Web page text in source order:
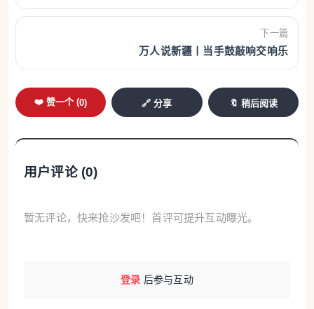
下一篇
万人说新疆丨当手鼓敲响交响乐
❤️ 赞一个 (0) 🔗 分享 🔖 稍后阅读
用户评论 (0)
暂无评论，快来抢沙发吧！首评可提升互动曝光。
登录 后参与互动